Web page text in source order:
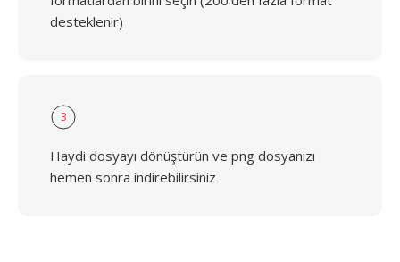
desteklenir)
3
Haydi dosyayı dönüştürün ve png dosyanızı
hemen sonra indirebilirsiniz